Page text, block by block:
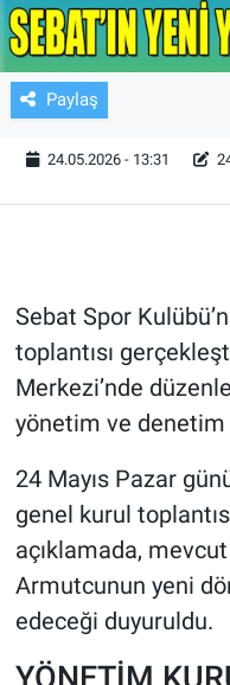
Paylaş
24.05.2026 - 13:31
Sebat Spor
toplantısı
Merkezi’nde
yönetim ve
24 Mayıs Pazar
genel kurul
açıklamada,
Armutcunun yeni
edeceği duyuruldu.
YÖNETİM
GENEL
KÜLTÜR SANAT
ASAYİŞ
ÇEVRE
HABERDE İNSAN
SPOR
MAGAZİN
Bilim, Teknoloji